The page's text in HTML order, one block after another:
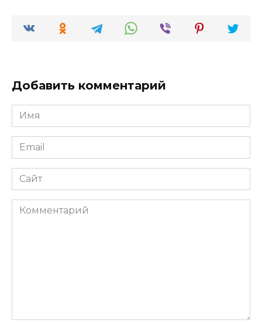
Добавить комментарий
Имя
*
Email
*
Сайт
Комментарий